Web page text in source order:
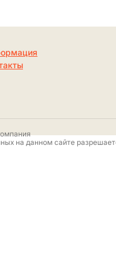
на данном сайте